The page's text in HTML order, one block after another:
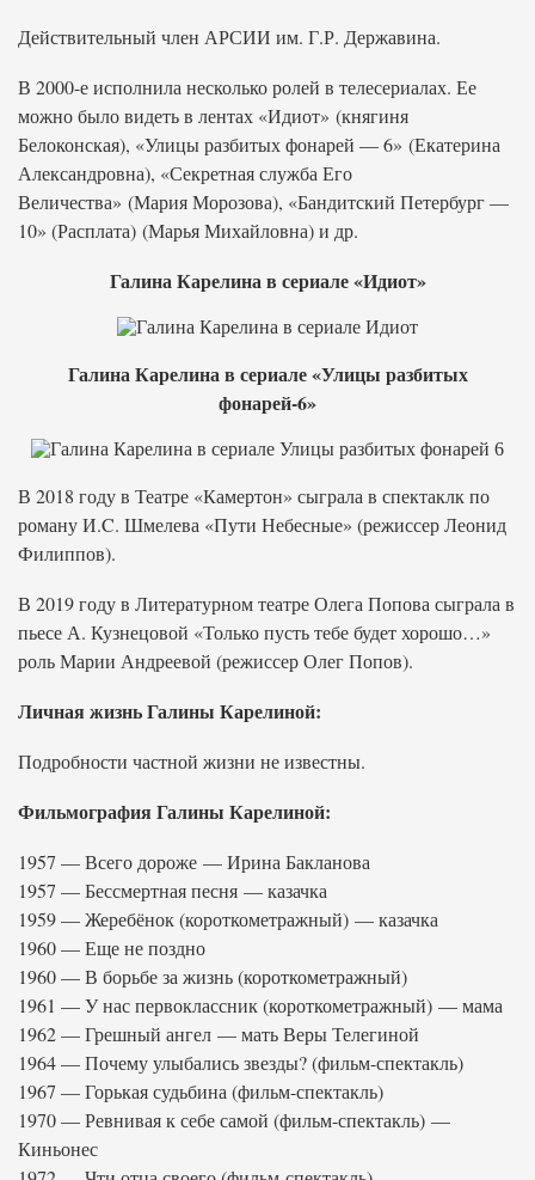
Действительный член АРСИИ им. Г.Р. Державина.
В 2000-е исполнила несколько ролей в телесериалах. Ее
можно было видеть в лентах «Идиот» (княгиня
Белоконская), «Улицы разбитых фонарей — 6» (Екатерина
Александровна), «Секретная служба Его
Величества» (Мария Морозова), «Бандитский Петербург —
10» (Расплата) (Марья Михайловна) и др.
Галина Карелина в сериале «Идиот»
Галина Карелина в сериале «Улицы разбитых
фонарей-6»
В 2018 году в Театре «Камертон» сыграла в спектаклк по
роману И.C. Шмелева «Пути Небесные» (режиссер Леонид
Филиппов).
В 2019 году в Литературном театре Олега Попова сыграла в
пьесе А. Кузнецовой «Только пусть тебе будет хорошо…»
роль Марии Андреевой (режиссер Олег Попов).
Личная жизнь Галины Карелиной:
Подробности частной жизни не известны.
Фильмография Галины Карелиной:
1957 — Всего дороже — Ирина Бакланова
1957 — Бессмертная песня — казачка
1959 — Жеребёнок (короткометражный) — казачка
1960 — Еще не поздно
1960 — В борьбе за жизнь (короткометражный)
1961 — У нас первоклассник (короткометражный) — мама
1962 — Грешный ангел — мать Веры Телегиной
1964 — Почему улыбались звезды? (фильм-спектакль)
1967 — Горькая судьбина (фильм-спектакль)
1970 — Ревнивая к себе самой (фильм-спектакль) —
Киньонес